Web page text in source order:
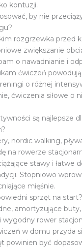
kontuzji.
by nie
rozgrzewka przed
zwiększanie
o nawadnianie i
ćwiczeń
o różnej
ćwiczenia siłowe o
są najlepsze
nordic walking,
na rowerze
stawy i łatwe
Stopniowo
mięśnie.
sprzęt na start?
amortyzujące buty,
wygodny rower
w domu przyda
powinien być